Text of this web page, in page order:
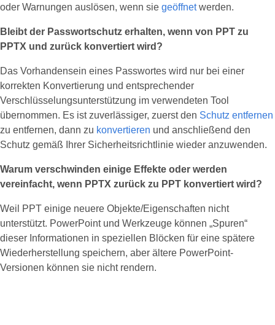
oder Warnungen auslösen, wenn sie geöffnetwerden.
Bleibt der Passwortschutz erhalten, wenn von PPT zu
PPTX und zurück konvertiert wird?
Das Vorhandensein eines Passwortes wird nur bei einer
korrekten Konvertierung und entsprechender
Verschlüsselungsunterstützung im verwendeten Tool
übernommen. Es ist zuverlässiger, zuerst den Schutz entfernen
zu entfernen, dann zu konvertieren und anschließend den
Schutz gemäß Ihrer Sicherheitsrichtlinie wieder anzuwenden.
Warum verschwinden einige Effekte oder werden
vereinfacht, wenn PPTX zurück zu PPT konvertiert wird?
Weil PPT einige neuere Objekte/Eigenschaften nicht
unterstützt. PowerPoint und Werkzeuge können „Spuren“
dieser Informationen in speziellen Blöcken für eine spätere
Wiederherstellung speichern, aber ältere PowerPoint-
Versionen können sie nicht rendern.